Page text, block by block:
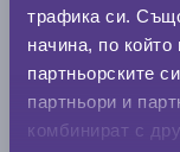
трафика си.
начина, по който
партньорските
партньори и
комбинират с